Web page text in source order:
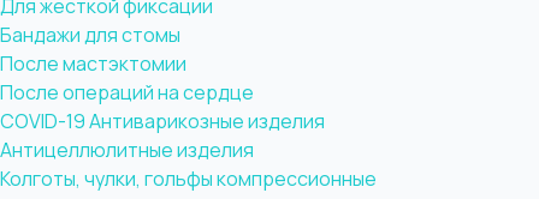
Для жесткой фиксации
Бандажи для стомы
После мастэктомии
После операций на сердце
COVID-19Антиварикозные изделия
Антицеллюлитные изделия
Колготы, чулки, гольфы компрессионные